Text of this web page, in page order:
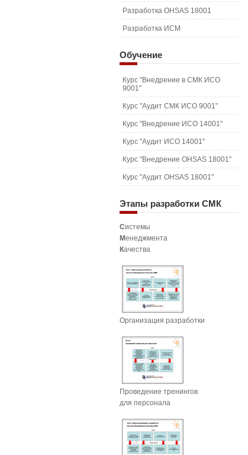
Разработка OHSAS 18001
Разработка ИСМ
Обучение
Курс "Внедрение в СМК ИСО
9001"
Курс "Аудит СМК ИСО 9001"
Курс "Внедрение ИСО 14001"
Курс "Аудит ИСО 14001"
Курс "Внедрение OHSAS 18001"
Курс "Аудит OHSAS 18001"
Этапы разработки СМК
Системы
Менеджмента
Качества
Организация разработки
Проведение тренингов
для персонала